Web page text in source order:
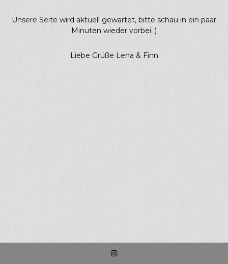
Unsere Seite wird aktuell gewartet, bitte schau in ein paar
Minuten wieder vorbei :)
Liebe Grüße Lena & Finn